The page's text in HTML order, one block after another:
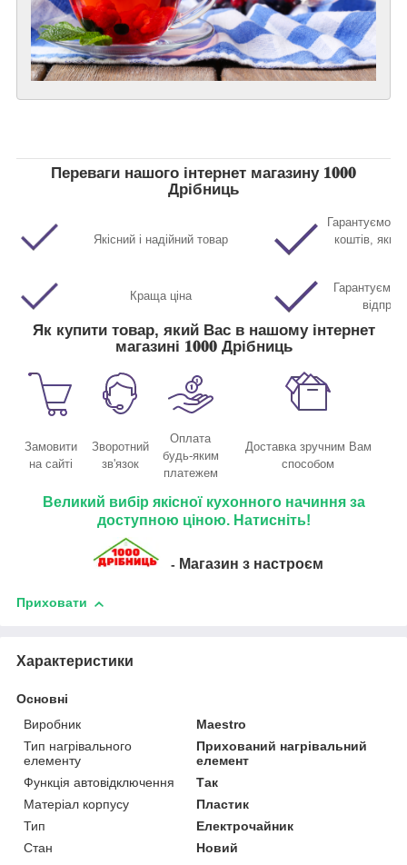
Переваги нашого інтернет магазину 𝟏𝟎𝟎𝟎
Дрібниць
Якісний і надійний товар
Гарантуємо
коштів,
Краща ціна
Гарантуємо
Як купити товар, який Вас в нашому інтернет
магазині 𝟏𝟎𝟎𝟎 Дрібниць
Замовити
на сайті
Зворотний
зв'язок
Оплата
будь-яким
платежем
Доставка зручним Вам
способом
Великий вибір якісної кухонного начиння за
доступною ціною. Натисніть!
- Магазин з настроєм
Приховати
Характеристики
Основні
Виробник
Maestro
Тип нагрівального
елементу
Прихований нагрівальний
елемент
Функція автовідключення
Так
Матеріал корпусу
Пластик
Тип
Електрочайник
Стан
Новий